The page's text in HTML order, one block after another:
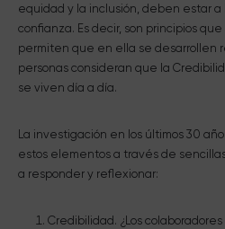
equidad y la inclusión, deben estar
confianza. Es decir, son principios
permiten que en ella se desarrollen
personas consideran que la
se viven día a día.
La investigación en los últimos 30
estos elementos a través de
a responder y reflexionar:
Credibilidad. ¿Los